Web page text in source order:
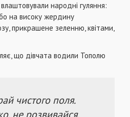
влаштовували народні гуляння:
на високу жердину
прикрашене зеленню, квітами,
що дівчата водили Тополю
чистого поля.